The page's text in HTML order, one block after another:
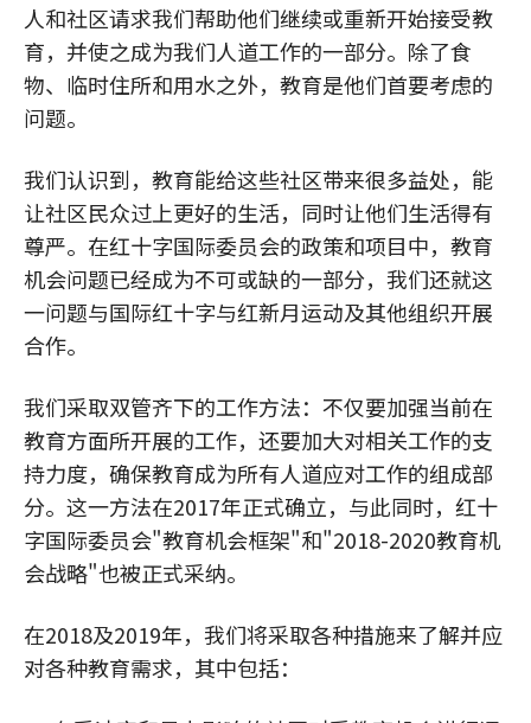
人和社区请求我们帮助他们继续或重新开始接受教
育，并使之成为我们人道工作的一部分。除了食
物、临时住所和用水之外，教育是他们首要考虑的
问题。
我们认识到，教育能给这些社区带来很多益处，能
让社区民众过上更好的生活，同时让他们生活得有
尊严。在红十字国际委员会的政策和项目中，教育
机会问题已经成为不可或缺的一部分，我们还就这
一问题与国际红十字与红新月运动及其他组织开展
合作。
我们采取双管齐下的工作方法：不仅要加强当前在
教育方面所开展的工作，还要加大对相关工作的支
持力度，确保教育成为所有人道应对工作的组成部
分。这一方法在2017年正式确立，与此同时，红十
字国际委员会"教育机会框架"和"2018-2020教育机
会战略"也被正式采纳。
在2018及2019年，我们将采取各种措施来了解并应
对各种教育需求，其中包括：